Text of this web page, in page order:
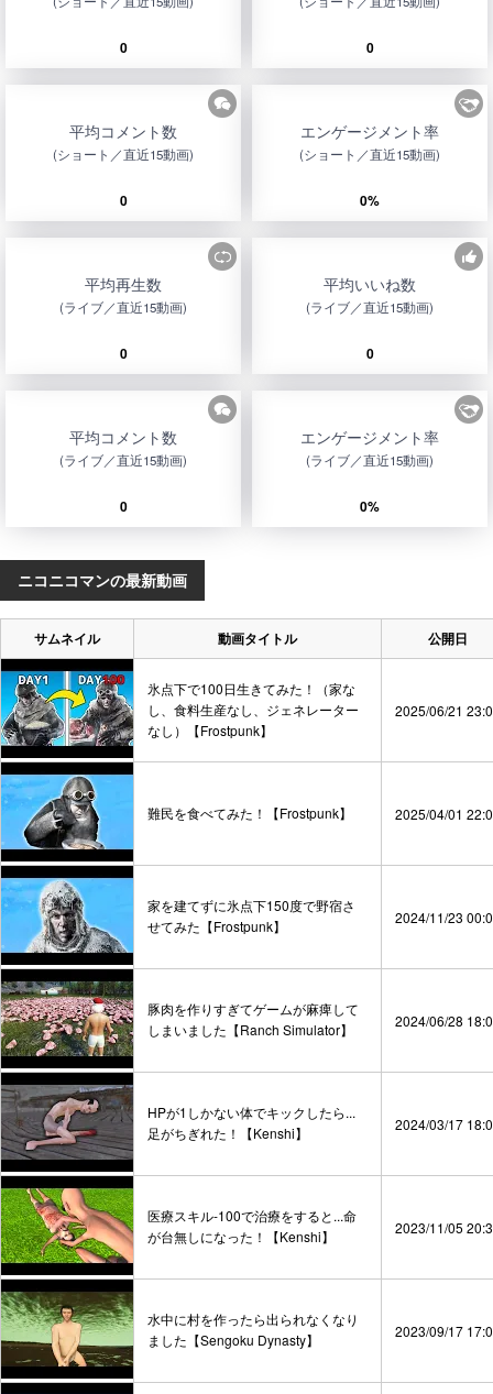
0 0
平均コメント数
(ショート／直近15動画)
0
エンゲージメント率
(ショート／直近15動画)
0%
平均再生数
(ライブ／直近15動画)
0
平均いいね数
(ライブ／直近15動画)
0
平均コメント数
(ライブ／直近15動画)
0
エンゲージメント率
(ライブ／直近15動画)
0%
ニコニコマンの最新動画
サムネイル 動画タイトル 公開日
氷点下で100日生きてみた！（家な
し、食料生産なし、ジェネレーター
なし）【Frostpunk】
2025/06/21
難民を食べてみた！【Frostpunk】 2025/04/01
家を建てずに氷点下150度で野宿さ
せてみた【Frostpunk】
2024/11/23
豚肉を作りすぎてゲームが麻痺して
しまいました【Ranch Simulator】
2024/06/28
HPが1しかない体でキックしたら...
足がちぎれた！【Kenshi】
2024/03/17
医療スキル-100で治療をすると...命
が台無しになった！【Kenshi】
2023/11/05
水中に村を作ったら出られなくなり
ました【Sengoku Dynasty】
2023/09/17